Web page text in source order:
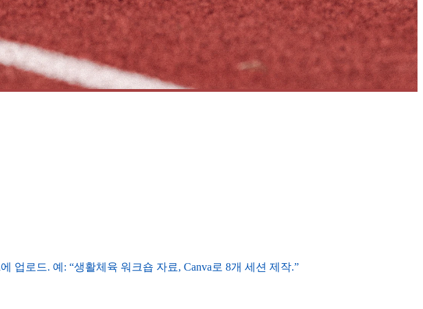
업로드. 예: “생활체육 워크숍 자료, Canva로 8개 세션 제작.”